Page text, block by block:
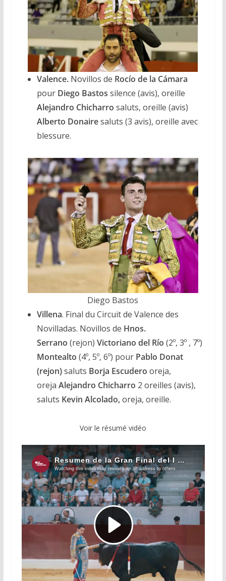
Valence.Novillos de Rocío de la Cámara
pour Diego Bastos silence (avis), oreille
Alejandro Chicharro saluts, oreille (avis)
Alberto Donairesaluts (3 avis), oreille avec
blessure.
Diego Bastos
Villena. Final du Circuit de Valence des
Novilladas. Novillos de Hnos.
Serrano (rejon) Victoriano del Río (2º, 3º , 7º)
Montealto (4º, 5º, 6º) pour Pablo Donat
(rejon)saluts Borja Escudero oreja,
oreja Alejandro Chicharro 2 oreilles (avis),
saluts Kevin Alcolado,oreja, oreille.
Voir le résumé vidéo